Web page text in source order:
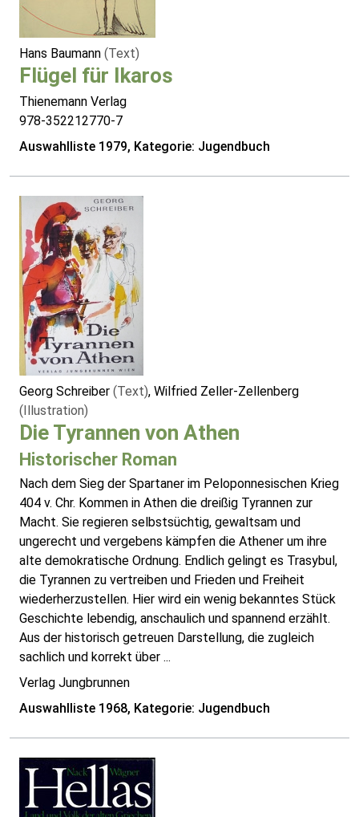
Hans Baumann (Text)
Flügel für Ikaros
Thienemann Verlag
978-352212770-7
Auswahlliste 1979, Kategorie: Jugendbuch
Georg Schreiber (Text), Wilfried Zeller-Zellenberg
(Illustration)
Die Tyrannen von Athen
Historischer Roman
Nach dem Sieg der Spartaner im Peloponnesischen Krieg
404 v. Chr. Kommen in Athen die dreißig Tyrannen zur
Macht. Sie regieren selbstsüchtig, gewaltsam und
ungerecht und vergebens kämpfen die Athener um ihre
alte demokratische Ordnung. Endlich gelingt es Trasybul,
die Tyrannen zu vertreiben und Frieden und Freiheit
wiederherzustellen. Hier wird ein wenig bekanntes Stück
Geschichte lebendig, anschaulich und spannend erzählt.
Aus der historisch getreuen Darstellung, die zugleich
sachlich und korrekt über ...
Verlag Jungbrunnen
Auswahlliste 1968, Kategorie: Jugendbuch